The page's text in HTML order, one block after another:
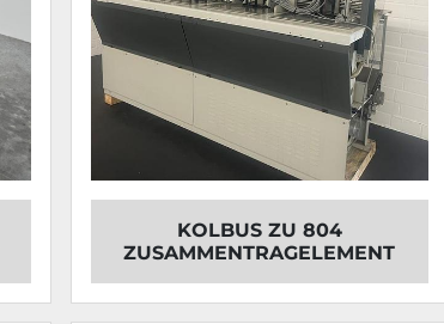
KOLBUS ZU 804
ZUSAMMENTRAGELEMENT